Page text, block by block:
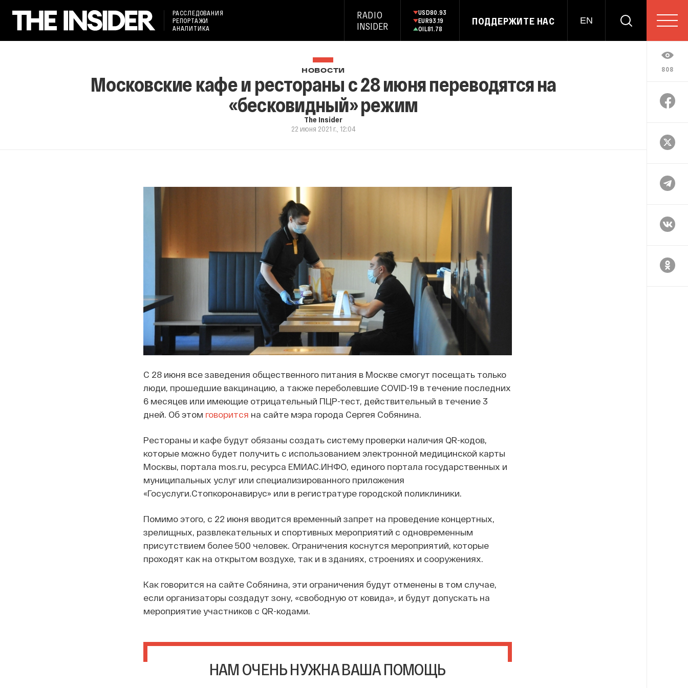
РАССЛЕДОВАНИЯ
РЕПОРТАЖИ
АНАЛИТИКА
RADIO
INSIDER
USD80.93
EUR93.19
OIL81.78
ПОДДЕРЖИТЕ НАС EN
808
НОВОСТИ
Московские кафе и рестораны с 28 июня переводятся на
«бесковидный» режим
The Insider
22 июня 2021 г., 12:04
С 28 июня все заведения общественного питания в Москве смогут посещать только
люди, прошедшие вакцинацию, а также переболевшие COVID-19 в течение последних
6 месяцев или имеющие отрицательный ПЦР-тест, действительный в течение 3
дней. Об этом говорится на сайте мэра города Сергея Собянина.
Рестораны и кафе будут обязаны создать систему проверки наличия QR-кодов,
которые можно будет получить с использованием электронной медицинской карты
Москвы, портала mos.ru, ресурса ЕМИАС.ИНФО, единого портала государственных и
муниципальных услуг или специализированного приложения
«Госуслуги.Стопкоронавирус» или в регистратуре городской поликлиники.
Помимо этого, с 22 июня вводится временный запрет на проведение концертных,
зрелищных, развлекательных и спортивных мероприятий с одновременным
присутствием более 500 человек. Ограничения коснутся мероприятий, которые
проходят как на открытом воздухе, так и в зданиях, строениях и сооружениях.
Как говорится на сайте Собянина, эти ограничения будут отменены в том случае,
если организаторы создадут зону, «свободную от ковида», и будут допускать на
мероприятие участников с QR-кодами.
НАМ ОЧЕНЬ НУЖНА ВАША ПОМОЩЬ